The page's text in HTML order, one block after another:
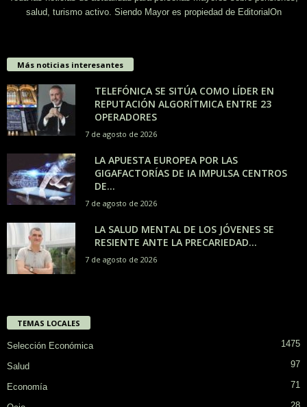
salud, turismo activo. Siendo Mayor es propiedad de EditorialOn
Más noticias interesantes
TELEFÓNICA SE SITÚA COMO LÍDER EN
REPUTACIÓN ALGORÍTMICA ENTRE 23
OPERADORES
7 de agosto de 2026
LA APUESTA EUROPEA POR LAS
GIGAFACTORÍAS DE IA IMPULSA CENTROS
DE...
7 de agosto de 2026
LA SALUD MENTAL DE LOS JÓVENES SE
RESIENTE ANTE LA PRECARIEDAD...
7 de agosto de 2026
TEMAS LOCALES
Selección Económica 1475
Salud 97
Economía 71